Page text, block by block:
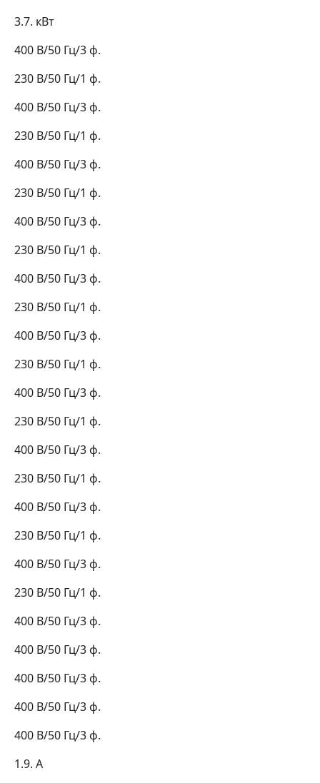
3.7. кВт
400 В/50 Гц/3 ф.
230 В/50 Гц/1 ф.
400 В/50 Гц/3 ф.
230 В/50 Гц/1 ф.
400 В/50 Гц/3 ф.
230 В/50 Гц/1 ф.
400 В/50 Гц/3 ф.
230 В/50 Гц/1 ф.
400 В/50 Гц/3 ф.
230 В/50 Гц/1 ф.
400 В/50 Гц/3 ф.
230 В/50 Гц/1 ф.
400 В/50 Гц/3 ф.
230 В/50 Гц/1 ф.
400 В/50 Гц/3 ф.
230 В/50 Гц/1 ф.
400 В/50 Гц/3 ф.
230 В/50 Гц/1 ф.
400 В/50 Гц/3 ф.
230 В/50 Гц/1 ф.
400 В/50 Гц/3 ф.
400 В/50 Гц/3 ф.
400 В/50 Гц/3 ф.
400 В/50 Гц/3 ф.
400 В/50 Гц/3 ф.
1.9. А